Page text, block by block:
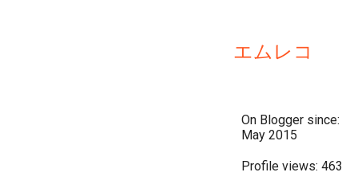
エムレコ
On Blogger since:
May 2015
Profile views: 463